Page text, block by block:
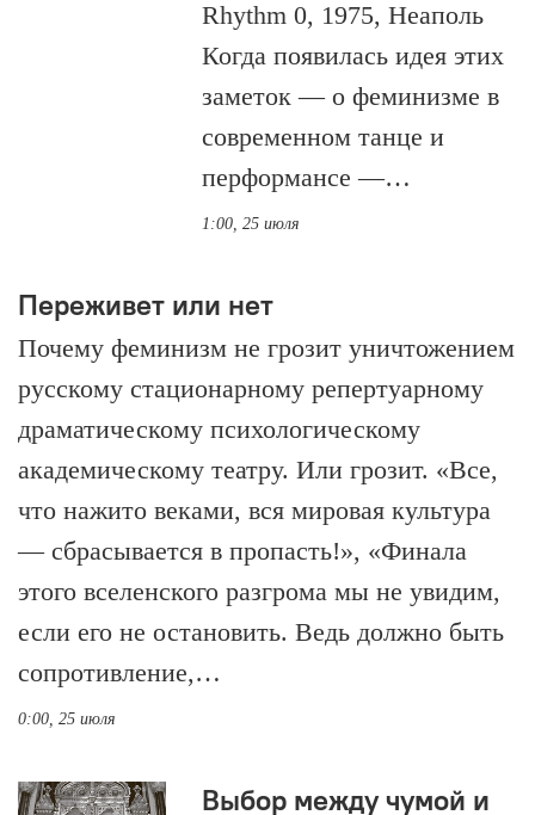
Rhythm 0, 1975, Неаполь
Когда появилась идея этих
заметок — о феминизме в
современном танце и
перформансе —…
1:00, 25 июля
Переживет или нет
Почему феминизм не грозит уничтожением
русскому стационарному репертуарному
драматическому психологическому
академическому театру. Или грозит. «Все,
что нажито веками, вся мировая культура
— сбрасывается в пропасть!», «Финала
этого вселенского разгрома мы не увидим,
если его не остановить. Ведь должно быть
сопротивление,…
0:00, 25 июля
Выбор между чумой и